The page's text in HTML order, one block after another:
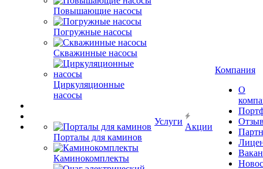
Повышающие насосы
Погружные насосы
Скважинные насосы
Циркуляционные
насосы
Порталы для каминов
Каминокомплекты
Услуги
Акции
Компания
О